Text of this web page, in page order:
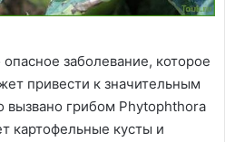
заболевание, которое
привести к значительным
грибом Phytophthora
картофельные кусты и